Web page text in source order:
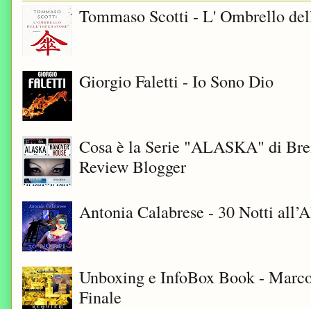
Tommaso Scotti - L' Ombrello
Giorgio Faletti - Io Sono Dio
Cosa è la Serie "ALASKA" di
Review Blogger
Antonia Calabrese - 30 Notti
Unboxing e InfoBox Book -
Finale